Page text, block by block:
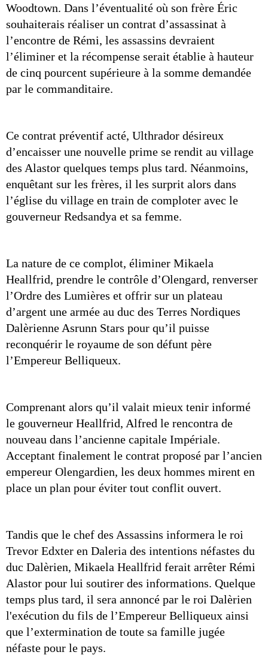
Woodtown. Dans l’éventualité où son frère Éric
souhaiterais réaliser un contrat d’assassinat à
l’encontre de Rémi, les assassins devraient
l’éliminer et la récompense serait établie à hauteur
de cinq pourcent supérieure à la somme demandée
par le commanditaire.
Ce contrat préventif acté, Ulthrador désireux
d’encaisser une nouvelle prime se rendit au village
des Alastor quelques temps plus tard. Néanmoins,
enquêtant sur les frères, il les surprit alors dans
l’église du village en train de comploter avec le
gouverneur Redsandya et sa femme.
La nature de ce complot, éliminer Mikaela
Heallfrid, prendre le contrôle d’Olengard, renverser
l’Ordre des Lumières et offrir sur un plateau
d’argent une armée au duc des Terres Nordiques
Dalèrienne Asrunn Stars pour qu’il puisse
reconquérir le royaume de son défunt père
l’Empereur Belliqueux.
Comprenant alors qu’il valait mieux tenir informé
le gouverneur Heallfrid, Alfred le rencontra de
nouveau dans l’ancienne capitale Impériale.
Acceptant finalement le contrat proposé par l’ancien
empereur Olengardien, les deux hommes mirent en
place un plan pour éviter tout conflit ouvert.
Tandis que le chef des Assassins informera le roi
Trevor Edxter en Daleria des intentions néfastes du
duc Dalèrien, Mikaela Heallfrid ferait arrêter Rémi
Alastor pour lui soutirer des informations. Quelque
temps plus tard, il sera annoncé par le roi Dalèrien
l'exécution du fils de l’Empereur Belliqueux ainsi
que l’extermination de toute sa famille jugée
néfaste pour le pays.